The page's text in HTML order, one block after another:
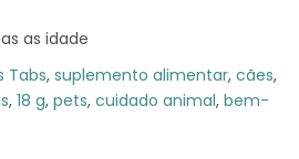
as idade
Tabs, suplemento alimentar, cães,
, 18 g, pets, cuidado animal, bem-